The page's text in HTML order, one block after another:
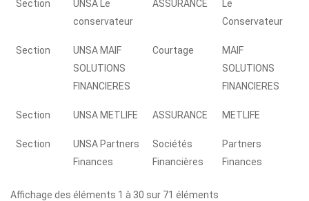
Section
UNSA Le
conservateur
ASSURANCE
Le
Conservateur
Section
UNSA MAIF
SOLUTIONS
FINANCIERES
Courtage
MAIF
SOLUTIONS
FINANCIERES
Section UNSA METLIFE ASSURANCE METLIFE
Section
UNSA Partners
Finances
Sociétés
Financières
Partners
Finances
Affichage des éléments 1 à 30 sur 71 éléments